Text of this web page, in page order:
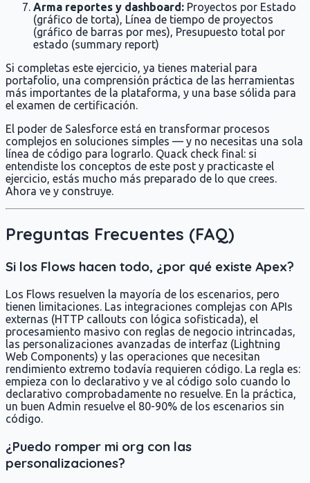
Arma reportes y dashboard: Proyectos por Estado
(gráfico de torta), Línea de tiempo de proyectos
(gráfico de barras por mes), Presupuesto total por
estado (summary report)
Si completas este ejercicio, ya tienes material para
portafolio, una comprensión práctica de las herramientas
más importantes de la plataforma, y una base sólida para
el examen de certificación.
El poder de Salesforce está en transformar procesos
complejos en soluciones simples — y no necesitas una sola
línea de código para lograrlo. Quack check final: si
entendiste los conceptos de este post y practicaste el
ejercicio, estás mucho más preparado de lo que crees.
Ahora ve y construye.
Preguntas Frecuentes (FAQ)
Si los Flows hacen todo, ¿por qué existe Apex?
Los Flows resuelven la mayoría de los escenarios, pero
tienen limitaciones. Las integraciones complejas con APIs
externas (HTTP callouts con lógica sofisticada), el
procesamiento masivo con reglas de negocio intrincadas,
las personalizaciones avanzadas de interfaz (Lightning
Web Components) y las operaciones que necesitan
rendimiento extremo todavía requieren código. La regla es:
empieza con lo declarativo y ve al código solo cuando lo
declarativo comprobadamente no resuelve. En la práctica,
un buen Admin resuelve el 80-90% de los escenarios sin
código.
¿Puedo romper mi org con las
personalizaciones?